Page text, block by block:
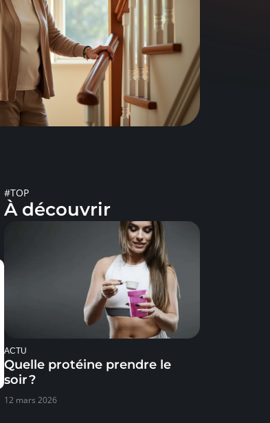
#TOP
À découvrir
ACTU
Quelle protéine prendre le
soir ?
12 mars 2026